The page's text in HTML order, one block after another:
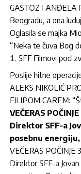
GASTOZ I ANĐELA
Beogradu, a ona
Oglasila se majka
“Neka te čuva Bog
SFF Filmovi pod
Poslije hitne
ALEKS NIKOLIĆ
FILIPOM CAREM:
VEČERAS
Direktor SFF-a
posebnu
VEČERAS POČINJE
Direktor SFF-a